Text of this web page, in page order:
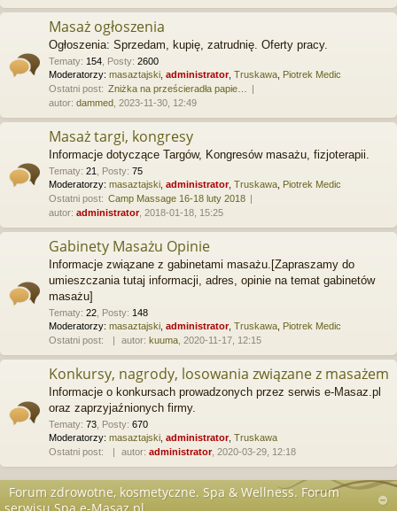
Masaż ogłoszenia
Ogłoszenia: Sprzedam, kupię, zatrudnię. Oferty pracy.
Tematy: 154 Posty: 2600
Moderatorzy: masaztajski administrator, Truskawa Piotrek Medic
Ostatni post: Zniżka na prześcieradła papie…
autor: dammed , 2023-11-30, 12:49
Masaż targi, kongresy
Informacje dotyczące Targów, Kongresów masażu, fizjoterapii.
Tematy: 21 Posty: 75
Moderatorzy: masaztajski administrator, Truskawa Piotrek Medic
Ostatni post: Camp Massage 16-18 luty 2018
autor: administrator, 2018-01-18, 15:25
Gabinety Masażu Opinie
Informacje związane z gabinetami masażu.[Zapraszamy do
umieszczania tutaj informacji, adres, opinie na temat gabinetów
masażu]
Tematy: 22 Posty: 148
Moderatorzy: masaztajski administrator, Truskawa Piotrek Medic
Ostatni post:
autor: kuuma , 2020-11-17, 12:15
Konkursy, nagrody, losowania związane z masażem
Informacje o konkursach prowadzonych przez serwis e-Masaz.pl
oraz zaprzyjaźnionych firmy.
Tematy: 73 Posty: 670
Moderatorzy: masaztajski administrator, Truskawa
Ostatni post:
autor: administrator, 2020-03-29, 12:18
Forum zdrowotne, kosmetyczne. Spa & Wellness. Forum